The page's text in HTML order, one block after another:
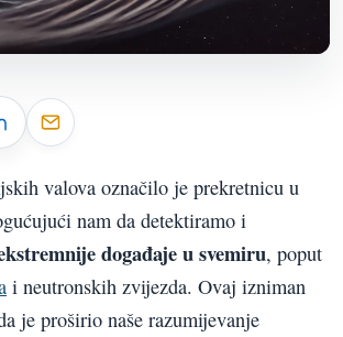
valova označilo je prekretnicu u
nam da detektiramo i
događaje u svemiru, poput
i neutronskih zvijezda. Ovaj izniman
je proširio naše razumijevanje